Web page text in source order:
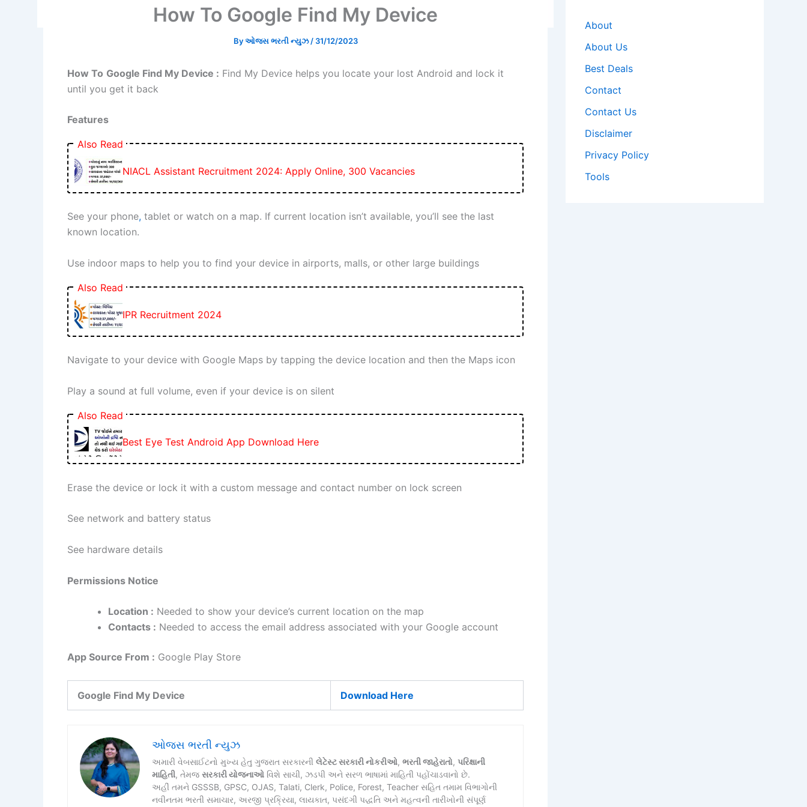
How To Google Find My Device
Byઓજસ ભરતી ન્યુઝ/ 31/12/2023
How To Google Find My Device : Find My Device helps you locate your lost Android and lock it
until you get it back
Features
Also Read
NIACL Assistant Recruitment 2024: Apply Online, 300 Vacancies
See your phone, tablet or watch on a map. If current location isn’t available, you’ll see the last
known location.
Use indoor maps to help you to find your device in airports, malls, or other large buildings
Also Read
IPR Recruitment 2024
Navigate to your device with Google Maps by tapping the device location and then the Maps icon
Play a sound at full volume, even if your device is on silent
Also Read
Best Eye Test Android App Download Here
Erase the device or lock it with a custom message and contact number on lock screen
See network and battery status
See hardware details
Permissions Notice
Location : Needed to show your device’s current location on the map
Contacts : Needed to access the email address associated with your Google account
App Source From : Google Play Store
Google Find My Device Download Here
ઓજસ ભરતી ન્યુઝ
અમારી વેબસાઈટનો મુખ્ય હેતુ ગુજરાત સરકારની લેટેસ્ટ સરકારી નોકરીઓ, ભરતી જાહેરાતો, પરિક્ષાની
માહિતી, તેમજ સરકારી યોજનાઓ વિશે સાચી, ઝડપી અને સરળ ભાષામાં માહિતી પહોંચાડવાનો છે.
અહીં તમને GSSSB, GPSC, OJAS, Talati, Clerk, Police, Forest, Teacher સહિત તમામ વિભાગોની
નવીનતમ ભરતી સમાચાર, અરજી પ્રક્રિયા, લાયકાત, પસંદગી પદ્ધતિ અને મહત્વની તારીખોની સંપૂર્ણ
About
About Us
Best Deals
Contact
Contact Us
Disclaimer
Privacy Policy
Tools